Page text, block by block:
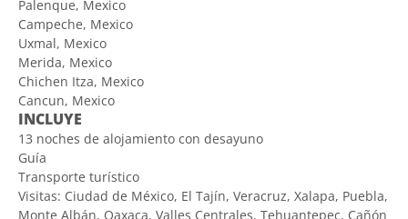
Palenque, Mexico
Campeche, Mexico
Uxmal, Mexico
Merida, Mexico
Chichen Itza, Mexico
Cancun, Mexico
INCLUYE
13 noches de alojamiento con desayuno
Guía
Transporte turístico
Visitas: Ciudad de México, El Tajín, Veracruz, Xalapa, Puebla,
Monte Albán, Oaxaca, Valles Centrales, Tehuantepec, Cañón